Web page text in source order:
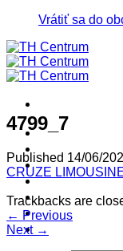
Vrátiť sa do
! ! ! S Ú Ť A Ž !
Produkty
Špičkový
Autoriz.
Predajne
Naši Uebler
4799_7
Published 14/06/
CRUZE
Trackbacks are
← Previous
Next →